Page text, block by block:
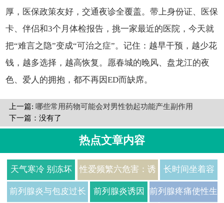
厚，医保政策友好，交通夜诊全覆盖。带上身份证、医保
卡、伴侣和3个月体检报告，挑一家最近的医院，今天就
把“难言之隐”变成“可治之症”。记住：越早干预，越少花
钱，越多选择，越高恢复。愿春城的晚风、盘龙江的夜
色、爱人的拥抱，都不再因ED而缺席。
上一篇: 哪些常用药物可能会对男性勃起功能产生副作用
下一篇：没有了
热点文章内容
天气寒冷 别冻坏
了你的前列腺
性爱频繁六危害：诱
发性功能障碍
长时间坐着容
易出现前列腺
前列腺炎与包皮过长 前列腺炎诱因 前列腺疼痛使性生